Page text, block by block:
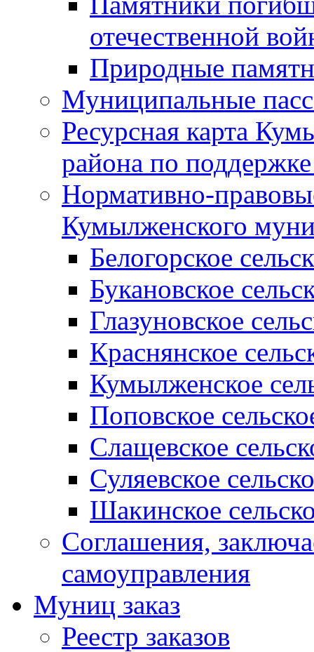
отечественной
Природные
Муниципальные
Ресурсная карта
района по
Нормативно-
Кумылженского
Белогорское
Букановское
Глазуновское
Краснянское
Кумылженское
Поповское
Слащевское
Суляевское
Шакинское
Соглашения,
самоуправления
Муниц заказ
Реестр заказов